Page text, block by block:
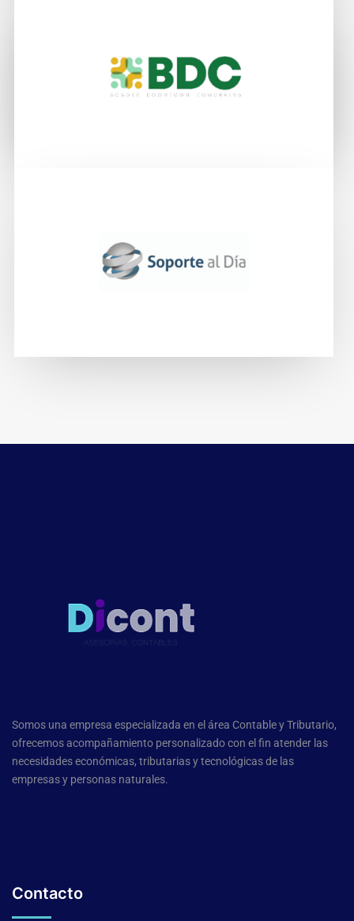
Somos una empresa especializada en el área Contable y Tributario,
ofrecemos acompañamiento personalizado con el fin atender las
necesidades económicas, tributarias y tecnológicas de las
empresas y personas naturales.
Contacto